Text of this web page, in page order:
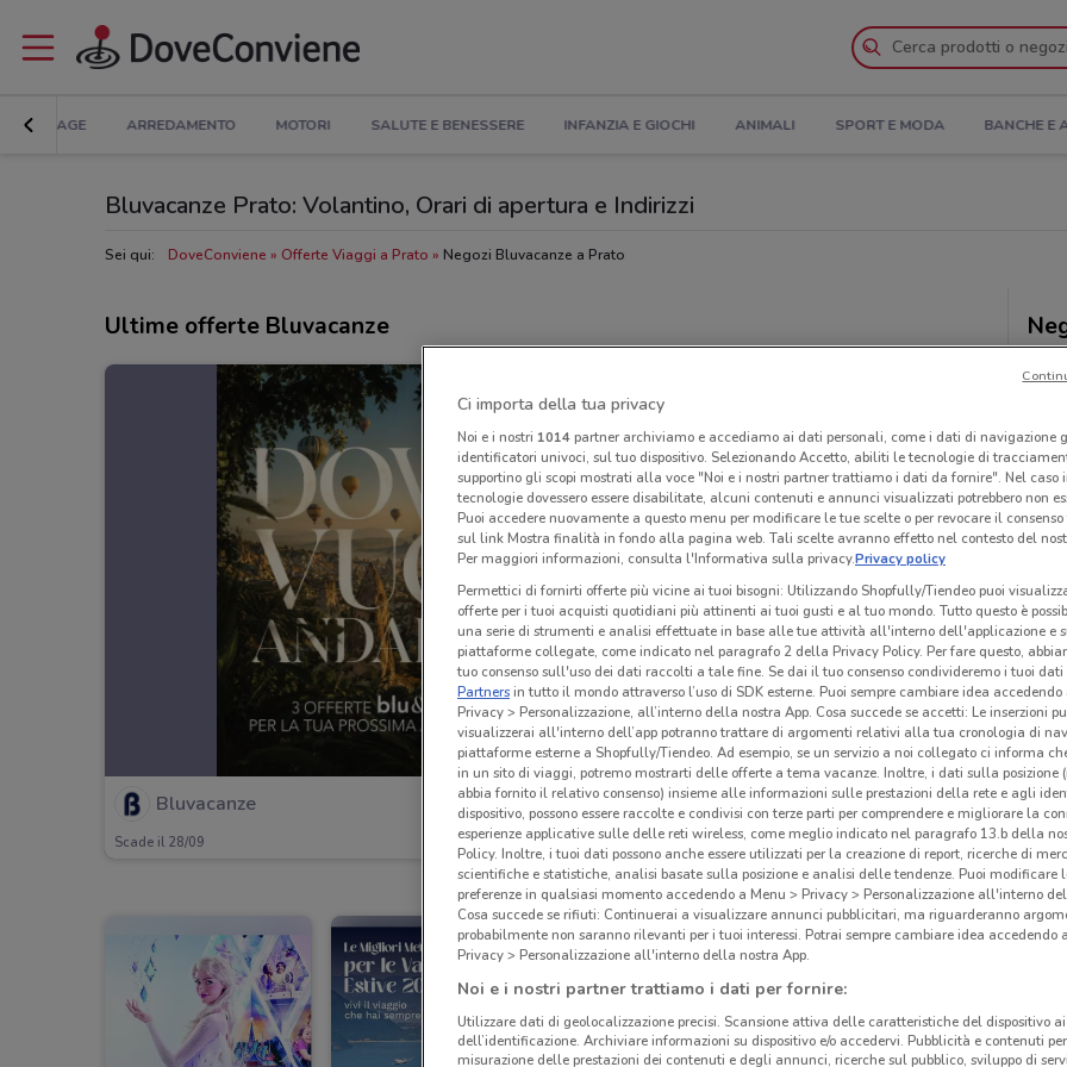
BRICOLAGE ARREDAMENTO MOTORI SALUTE E BENESSERE INFANZIA E GIOCHI ANIMALI SPORT E MODA BANCHE E
Bluvacanze Prato: Volantino, Orari di apertura e Indirizzi
Sei qui: DoveConviene Offerte Viaggi a Prato Negozi Bluvacanze a Prato
Ultime offerte Bluvacanze
Bluvacanze
Scade il 28/09 5.3 km
e
Ci importa della tua privacy
Noi e i nostri 1014partner archiviamo e accediamo ai dati personali, come i dati di navigazione
identificatori univoci, sul tuo dispositivo. Selezionando Accetto, abiliti le tecnologie di
supportino gli scopi mostrati alla voce "Noi e i nostri partner trattiamo i dati da fornire". Nel caso
tecnologie dovessero essere disabilitate, alcuni contenuti e annunci visualizzati potrebbero non
Puoi accedere nuovamente a questo menu per modificare le tue scelte o per revocare il
sul link Mostra finalità in fondo alla pagina web. Tali scelte avranno effetto nel contesto del
Per maggiori informazioni, consulta l'Informativa sulla privacy.Privacy policy
Permettici di fornirti offerte più vicine ai tuoi bisogni: Utilizzando Shopfully/Tiendeo puoi
offerte per i tuoi acquisti quotidiani più attinenti ai tuoi gusti e al tuo mondo. Tutto questo è
una serie di strumenti e analisi effettuate in base alle tue attività all'interno dell'applicazione e
piattaforme collegate, come indicato nel paragrafo 2 della Privacy Policy. Per fare questo,
tuo consenso sull'uso dei dati raccolti a tale fine. Se dai il tuo consenso condivideremo i tuoi dati
Partnersin tutto il mondo attraverso l’uso di SDK esterne. Puoi sempre cambiare idea accedendo
Privacy > Personalizzazione, all’interno della nostra App. Cosa succede se accetti: Le inserzioni
visualizzerai all'interno dell’app potranno trattare di argomenti relativi alla tua cronologia di
piattaforme esterne a Shopfully/Tiendeo. Ad esempio, se un servizio a noi collegato ci informa
in un sito di viaggi, potremo mostrarti delle offerte a tema vacanze. Inoltre, i dati sulla posizione
abbia fornito il relativo consenso) insieme alle informazioni sulle prestazioni della rete e agli
dispositivo, possono essere raccolte e condivisi con terze parti per comprendere e migliorare la
esperienze applicative sulle delle reti wireless, come meglio indicato nel paragrafo 13.b della
Policy. Inoltre, i tuoi dati possono anche essere utilizzati per la creazione di report, ricerche di
scientifiche e statistiche, analisi basate sulla posizione e analisi delle tendenze. Puoi modificare
preferenze in qualsiasi momento accedendo a Menu > Privacy > Personalizzazione all'interno
Cosa succede se rifiuti: Continuerai a visualizzare annunci pubblicitari, ma riguarderanno
probabilmente non saranno rilevanti per i tuoi interessi. Potrai sempre cambiare idea accedendo
Privacy > Personalizzazione all'interno della nostra App.
Noi e i nostri partner trattiamo i dati per fornire:
Utilizzare dati di geolocalizzazione precisi. Scansione attiva delle caratteristiche del dispositivo
dell’identificazione. Archiviare informazioni su dispositivo e/o accedervi. Pubblicità e contenuti
misurazione delle prestazioni dei contenuti e degli annunci, ricerche sul pubblico, sviluppo di